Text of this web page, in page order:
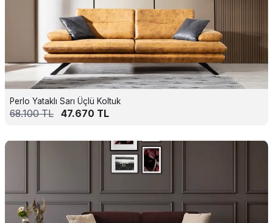
Perlo Yataklı Sarı Üçlü Koltuk
68.100TL 47.670 TL